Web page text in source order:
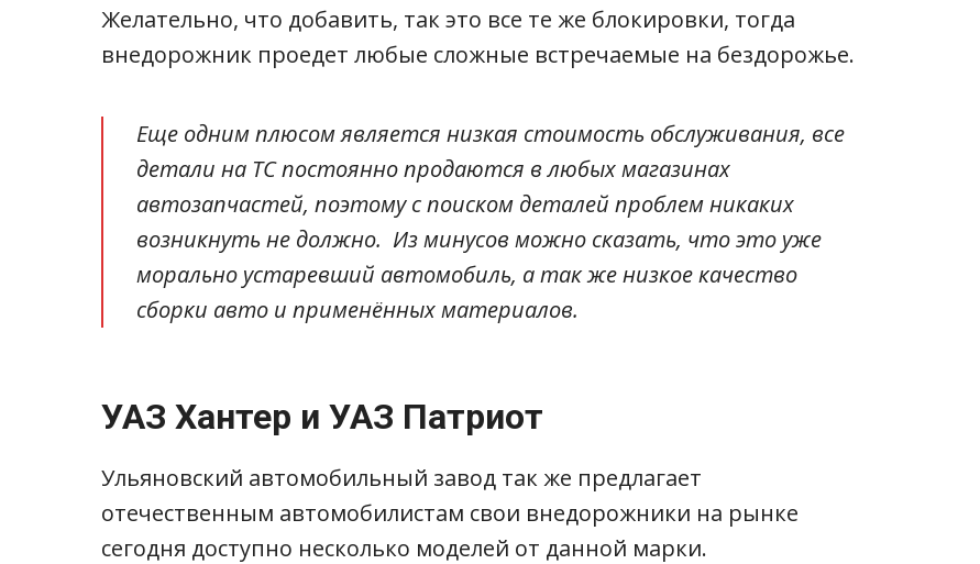
Желательно, что добавить, так это все те же блокировки, тогда
внедорожник проедет любые сложные встречаемые на бездорожье.
Еще одним плюсом является низкая стоимость обслуживания, все
детали на ТС постоянно продаются в любых магазинах
автозапчастей, поэтому с поиском деталей проблем никаких
возникнуть не должно. Из минусов можно сказать, что это уже
морально устаревший автомобиль, а так же низкое качество
сборки авто и применённых материалов.
УАЗ Хантер и УАЗ Патриот
Ульяновский автомобильный завод так же предлагает
отечественным автомобилистам свои внедорожники на рынке
сегодня доступно несколько моделей от данной марки.